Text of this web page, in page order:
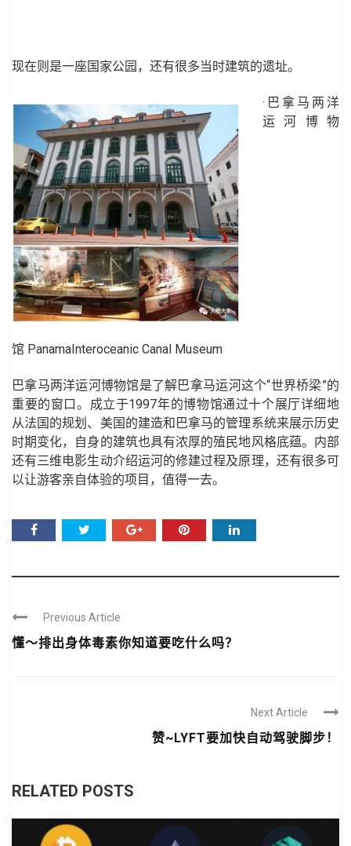
现在则是一座国家公园，还有很多当时建筑的遗址。
·巴拿马两洋
运河博物
馆 PanamaInteroceanic Canal Museum
巴拿马两洋运河博物馆是了解巴拿马运河这个“世界桥梁”的
重要的窗口。成立于1997年的博物馆通过十个展厅详细地
从法国的规划、美国的建造和巴拿马的管理系统来展示历史
时期变化，自身的建筑也具有浓厚的殖民地风格底蕴。内部
还有三维电影生动介绍运河的修建过程及原理，还有很多可
以让游客亲自体验的项目，值得一去。
Previous Article
懂～排出身体毒素你知道要吃什么吗？
Next Article
赞~LYFT要加快自动驾驶脚步！
RELATED POSTS